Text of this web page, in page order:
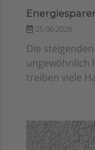
25.06.2026
Die
ungewöhnlich
treiben viele